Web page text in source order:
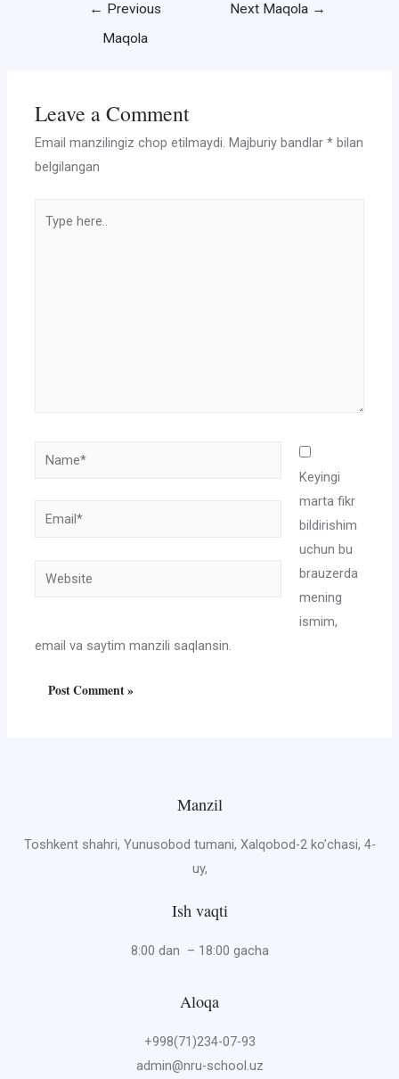
← Previous
Maqola
Next Maqola →
Leave a Comment
Email manzilingiz chop etilmaydi. Majburiy bandlar* bilan
belgilangan
here..
Name*
Email*
Website
Keyingi
marta fikr
bildirishim
uchun bu
brauzerda
mening
ismim,
email va saytim manzili saqlansin.
Manzil
Toshkent shahri, Yunusobod tumani, Xalqobod-2 ko’chasi, 4-
uy,
Ish vaqti
8:00 dan – 18:00 gacha
Aloqa
+998(71)234-07-93
admin@nru-school.uz